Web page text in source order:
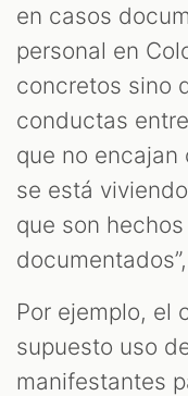
en casos
personal en
concretos sino
conductas
que no
se está
que son
Por ejemplo, el
supuesto uso
manifestantes